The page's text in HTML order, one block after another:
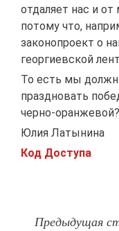
отдаляет нас и от
потому что,
законопроект о
георгиевской
То есть мы
праздновать
черно-оранжевой?
Юлия Латынина
Код Доступа
Предыдущая